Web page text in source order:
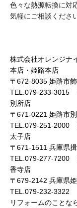
色々な熱源転換に対
気軽にご相談くださ
株式会社オレンジナ
本店・姫路本店
〒672-8035 姫路市
TEL.079-233-3015
別所店
〒671-0221 姫路市
TEL.079-251-2000
太子店
〒671-1511 兵庫県
TEL.079-277-7200
香寺店
〒679-2142 兵庫県
TEL.079-232-3322
リフォームのことな